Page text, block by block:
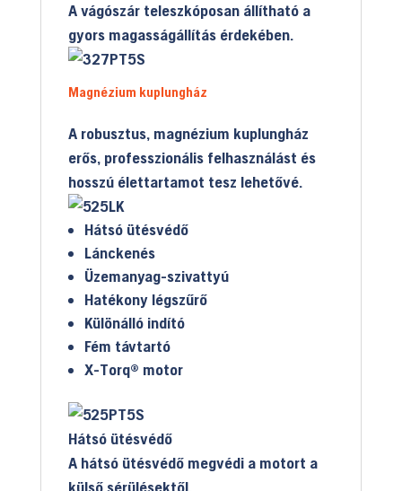
A vágószár teleszkóposan állítható a
gyors magasságállítás érdekében.
Magnézium kuplungház
A robusztus, magnézium kuplungház
erős, professzionális felhasználást és
hosszú élettartamot tesz lehetővé.
Hátsó ütésvédő
Lánckenés
Üzemanyag-szivattyú
Hatékony légszűrő
Különálló indító
Fém távtartó
X-Torq® motor
Hátsó ütésvédő
A hátsó ütésvédő megvédi a motort a
külső sérülésektől.